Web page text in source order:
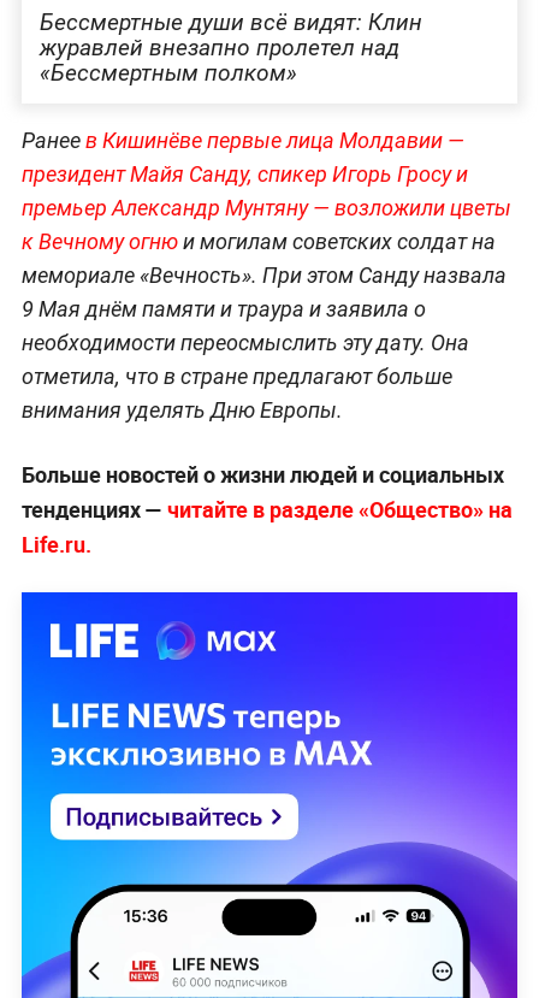
Бессмертные души всё видят: Клин
журавлей внезапно пролетел над
«Бессмертным полком»
Ранеев Кишинёве первые лица Молдавии —
президент Майя Санду, спикер Игорь Гросу и
премьер Александр Мунтяну — возложили цветы
к Вечному огнюи могилам советских солдат на
мемориале «Вечность». При этом Санду назвала
9 Мая днём памяти и траура и заявила о
необходимости переосмыслить эту дату. Она
отметила, что в стране предлагают больше
внимания уделять Дню Европы.
Больше новостей о жизни людей и социальных
тенденциях — читайте в разделе «Общество» на
Life.ru.